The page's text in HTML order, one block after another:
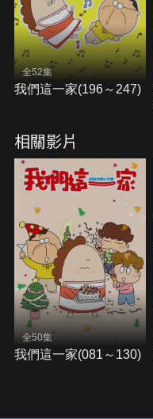
全52集
我們這一家(196～247)
相關影片
全50集
我們這一家(081～130)